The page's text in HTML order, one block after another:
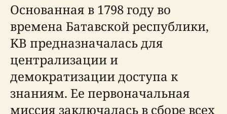
Основанная в 1798 году во
времена Батавской республики,
KB предназначалась для
централизации и
демократизации доступа к
знаниям. Ее первоначальная
миссия заключалась в сборе всех